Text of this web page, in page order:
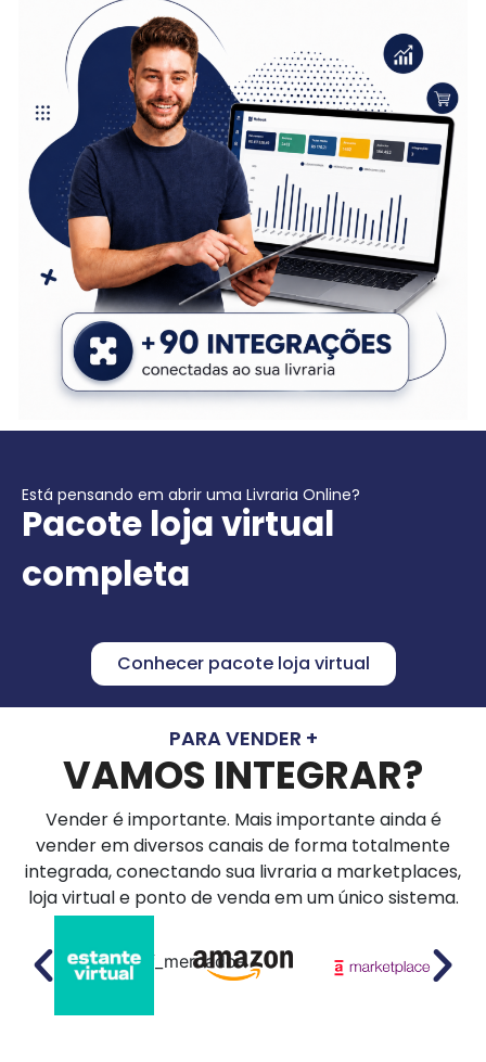
Está pensando em abrir uma Livraria Online?
Pacote loja virtual
completa
Conhecer pacote loja virtual
PARA VENDER +
VAMOS INTEGRAR?
Vender é importante. Mais importante ainda é
vender em diversos canais de forma totalmente
integrada, conectando sua livraria a marketplaces,
loja virtual e ponto de venda em um único sistema.